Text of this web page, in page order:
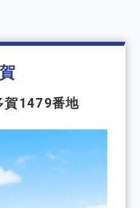
賀1479番地